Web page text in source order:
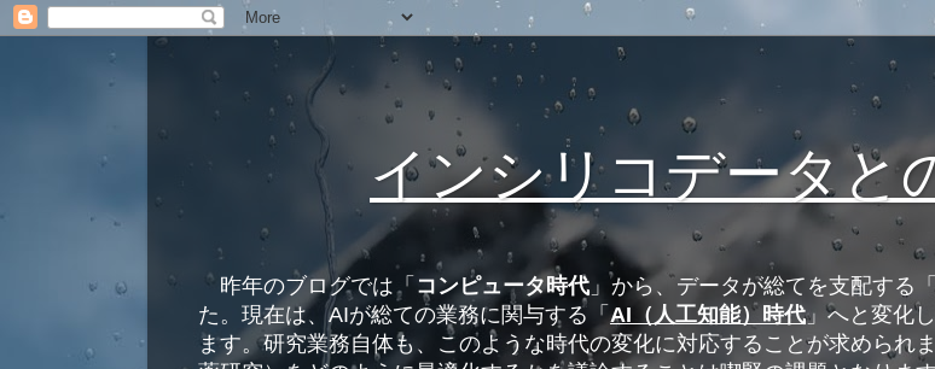
インシリコデータと
昨年のブログでは「 コンピュータ時代 」から、データが総てを支配する
た。現在は、AIが総ての業務に関与する「AI（人工知能）時代」へと変化
ます。研究業務自体も、このような時代の変化に対応することが求められ